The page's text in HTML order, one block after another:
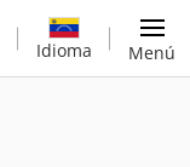
Idioma Menú